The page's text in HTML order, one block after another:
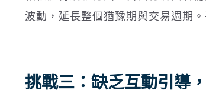
波動，延長整個猶豫期與交易週期
挑戰三：缺乏互動引導